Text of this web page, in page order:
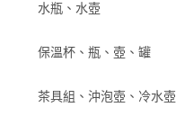
水瓶、水壺
保溫杯、瓶、壺、罐
茶具組、沖泡壺、冷水壺